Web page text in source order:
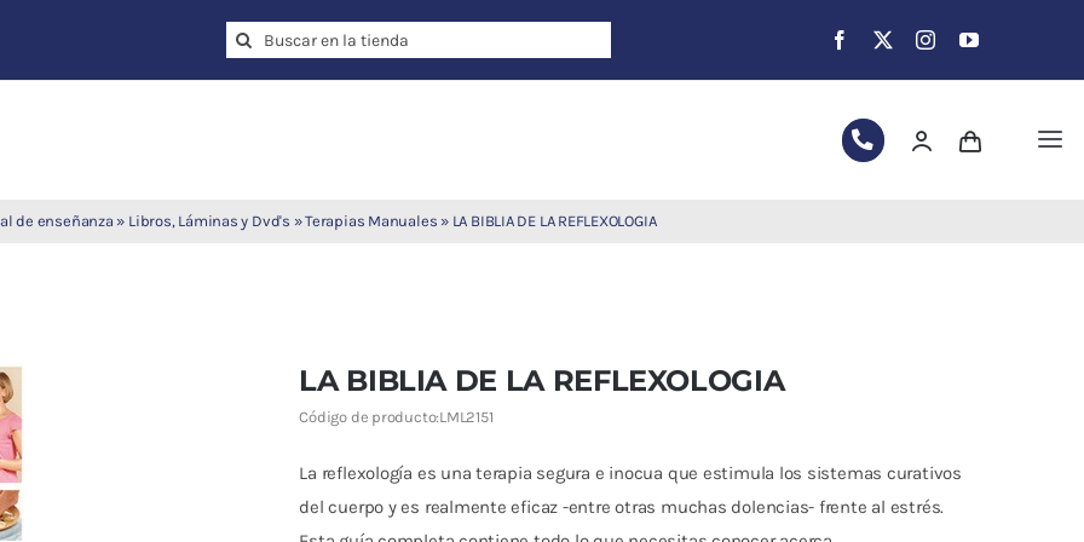
Search
de enseñanza » Libros, Láminas y Dvd's »Terapias Manuales » LA BIBLIA DE LA REFLEXOLOGIA
LA BIBLIA DE LA REFLEXOLOGIA
Código de producto:LML2151
La reflexología es una terapia segura e inocua que estimula los sistemas curativos
del cuerpo y es realmente eficaz -entre otras muchas dolencias- frente al estrés.